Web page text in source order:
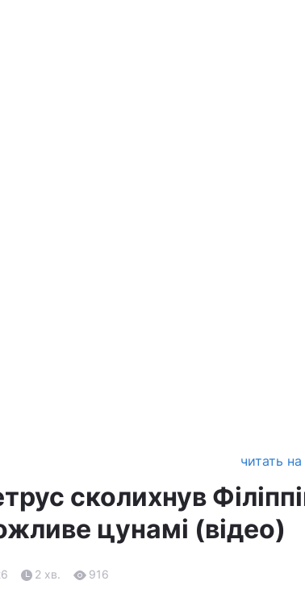
читать
сколихнув
цунамі (відео)
2 хв. 916